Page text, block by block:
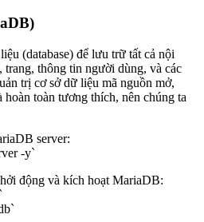
(database) để lưu trữ tất cả nội
thông tin người dùng, và các
trị cơ sở dữ liệu mã nguồn mở,
toàn tương thích, nên chúng ta
server:
-y`
động và kích hoạt MariaDB: